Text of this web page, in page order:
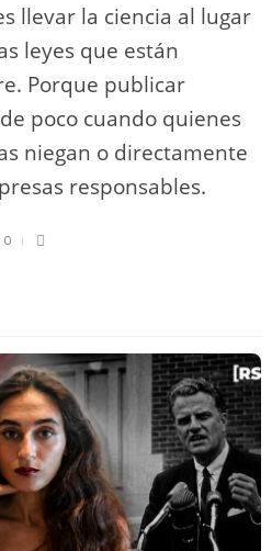
llevar la ciencia al lugar
leyes que están
Porque publicar
poco cuando quienes
niegan o directamente
responsables.
0